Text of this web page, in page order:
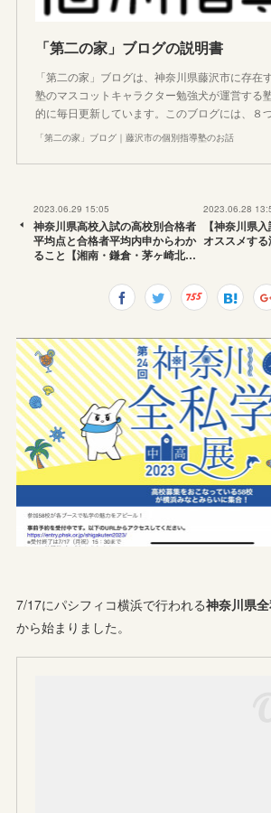
「第二の家」ブログの説明書
「第二の家」ブログは、神奈川県藤沢市に存在
塾のマスコットキャラクター勉強犬が運営する
的に毎日更新しています。このブログには、８
「第二の家」ブログ｜藤沢市の個別指導塾のお話
2023.06.29 15:05
神奈川県高校入試の高校別合格者
平均点と合格者平均内申からわか
ること【湘南・鎌倉・茅ヶ崎北…
2023.06.28
【神奈川県
オススメす
7/17にパシフィコ横浜で行われる神奈川県
から始まりました。